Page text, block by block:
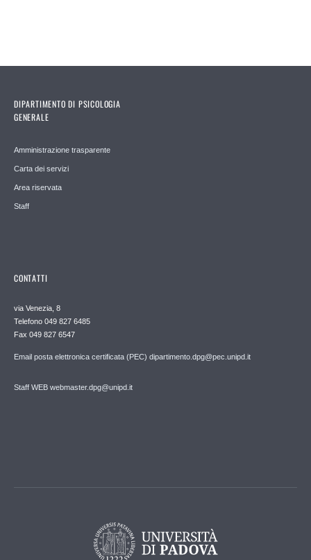
DIPARTIMENTO DI PSICOLOGIA
GENERALE
Amministrazione trasparente
Carta dei servizi
Area riservata
Staff
CONTATTI
via Venezia, 8
Telefono 049 827 6485
Fax 049 827 6547
Email posta elettronica certificata (PEC) dipartimento.dpg@pec.unipd.it
Staff WEB webmaster.dpg@unipd.it